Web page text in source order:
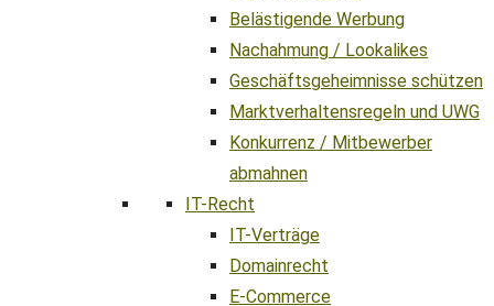
Belästigende Werbung
Nachahmung / Lookalikes
Geschäftsgeheimnisse schützen
Marktverhaltensregeln und UWG
Konkurrenz / Mitbewerber
abmahnen
IT-Recht
IT-Verträge
Domainrecht
E-Commerce